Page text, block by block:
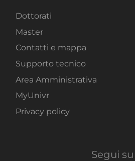
Dottorati
Master
Contatti e mappa
Supporto tecnico
Area Amministrativa
MyUnivr
Privacy policy
Segui su